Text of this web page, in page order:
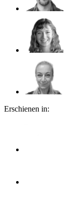
Erschienen in: